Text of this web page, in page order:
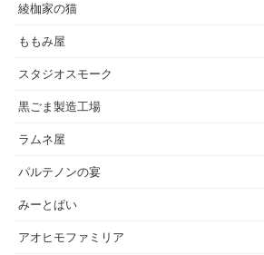
綾枷家の猫
ももみ屋
スタジオスモーク
黒ごま製造工場
ラムネ屋
パルテノンの宴
みーとぱい
アオヒモファミリア